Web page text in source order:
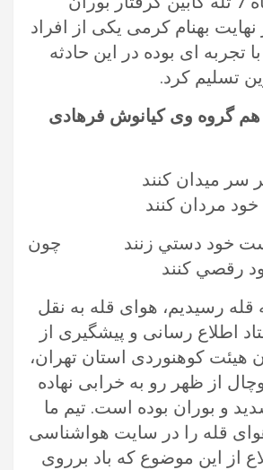
بهنام کرمی یکی از افراد
تجربه ای بوده در این حادثه
تسلیم کرد.
هم گروه وی کیانوش فرهادی
بر سر ميدان كنند
مردان كنند
دست خود دستي زنند چون
رقصي كنند
14:30 به قله رسیدیم، هوای قله به نقل
ستاد اطلاع رسانی و پیشگیری از
هیئت کوهنوردی استان تهران،
از ظهر رو به خرابی نهاده
و بوران بوده است. تیم ما
قله را در سایت هواشناسی
از این موضوع که باد برروی